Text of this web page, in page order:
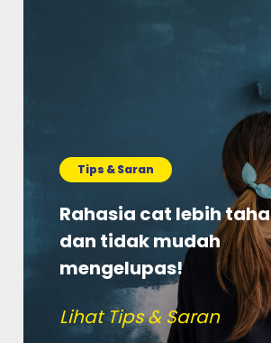
Tips & Saran
Rahasia cat lebih
dan tidak mudah
mengelupas!
Lihat Tips & Saran